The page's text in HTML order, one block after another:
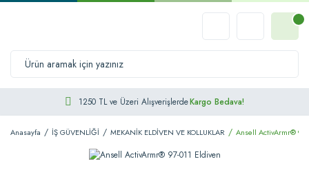
1250 TL ve Üzeri AlışverişlerdeKargo Bedava!
Anasayfa İŞ GÜVENLİĞİ MEKANİK ELDİVEN VE KOLLUKLAR Ansell ActivArmr® 97-